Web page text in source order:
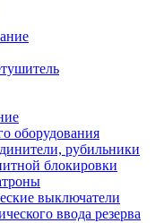
оборудования
рубильники
блокировки
выключатели
ввода резерва